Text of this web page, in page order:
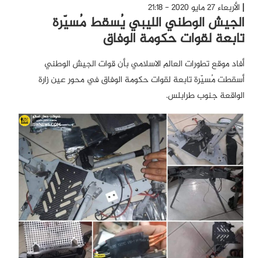
الأربعاء 27 مايو 2020 - 21:18
الجيش الوطني الليبي يُسقط مُسيّرة
تابعة لقوات حكومة الوفاق
أفاد موقع تطورات العالم الاسلامي بأن قوات الجيش الوطني
أسقطت مُسيّرة تابعة لقوات حكومة الوفاق في محور عين زارة
الواقعة جنوب طرابلس.